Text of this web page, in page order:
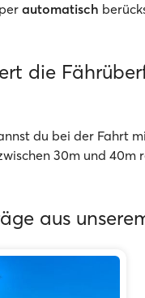
automatisch
die
du bei der Fahrt
30m und 40m
aus